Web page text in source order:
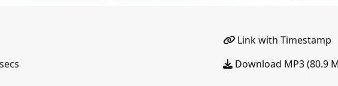
Link with Timestamp
Download MP3 (80.9